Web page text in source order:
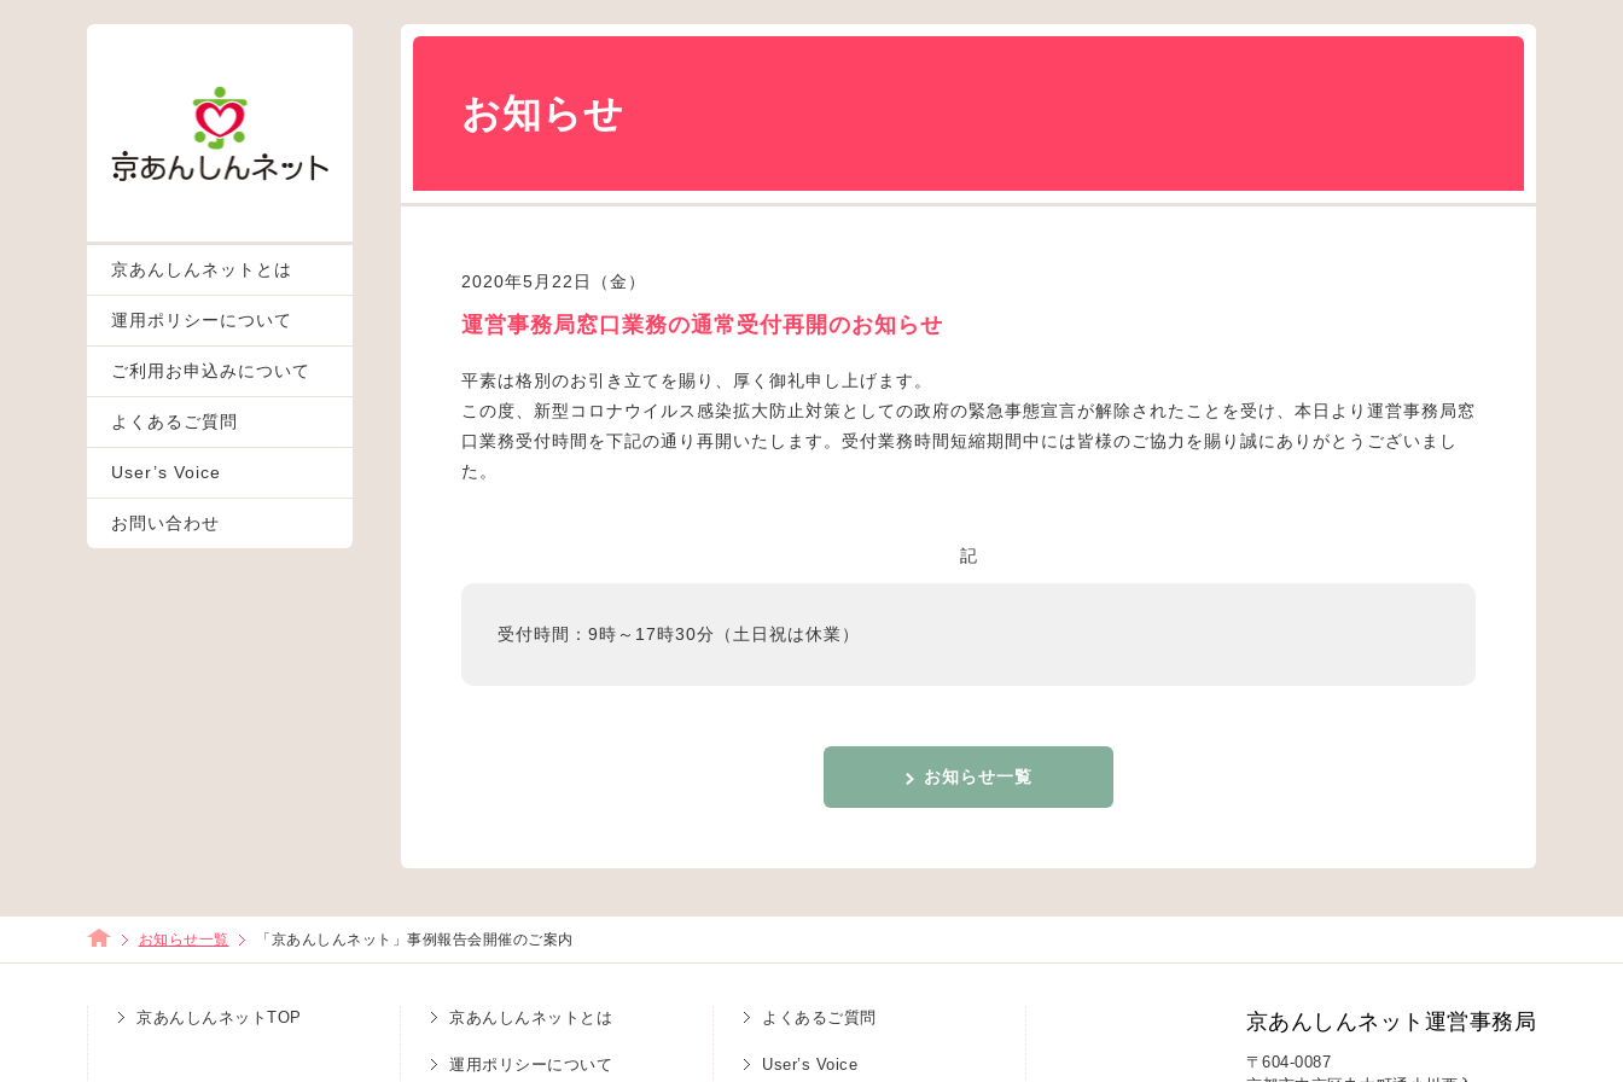
京あんしんネットとは
運用ポリシーについて
ご利用お申込みについて
よくあるご質問
User’s Voice
お問い合わせ
お知らせ
2020年5月22日（金）
運営事務局窓口業務の通常受付再開のお知らせ
平素は格別のお引き立てを賜り、厚く御礼申し上げます。
この度、新型コロナウイルス感染拡大防止対策としての政府の緊急事態宣言が解除されたことを受け、本日より運営事務局窓
口業務受付時間を下記の通り再開いたします。受付業務時間短縮期間中には皆様のご協力を賜り誠にありがとうございまし
た。
記
受付時間：9時～17時30分（土日祝は休業）
お知らせ一覧
お知らせ一覧 「京あんしんネット」事例報告会開催のご案内
京あんしんネットTOP 京あんしんネットとは
運用ポリシーについて
よくあるご質問
User’s Voice
京あんしんネット運営事務局
〒604-0087